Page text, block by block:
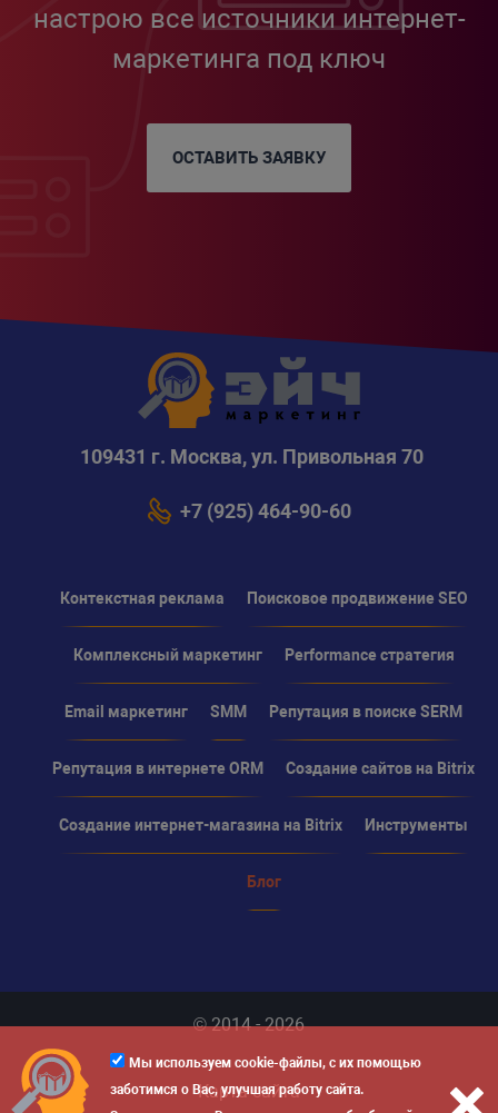
Мы используем cookie-файлы, с их помощью
заботимся о Вас, улучшая работу сайта.
настрою все источники интернет-
маркетинга под ключ
ОСТАВИТЬ ЗАЯВКУ
109431 г. Москва, ул. Привольная 70
+7 (925) 464-90-60
Контекстная реклама Поисковое продвижение SEO
Комплексный маркетинг Performance стратегия
Email маркетинг SMM Репутация в поиске SERM
Репутация в интернете ORM Создание сайтов на Bitrix
Создание интернет-магазина на Bitrix Инструменты
Блог
© 2014 - 2026
Карта сайта